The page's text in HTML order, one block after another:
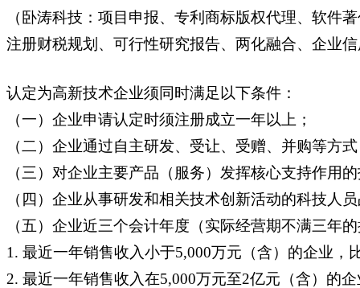
（卧涛科技：项目申报、专利商标版权代理、软件
注册财税规划、可行性研究报告、两化融合、企业
认定为高新技术企业须同时满足以下条件：
（一）企业申请认定时须注册成立一年以上；
（二）企业通过自主研发、受让、受赠、并购等方
（三）对企业主要产品（服务）发挥核心支持作用
（四）企业从事研发和相关技术创新活动的科技人
（五）企业近三个会计年度（实际经营期不满三年
1. 最近一年销售收入小于5,000万元（含）的企业，
2. 最近一年销售收入在5,000万元至2亿元（含）的